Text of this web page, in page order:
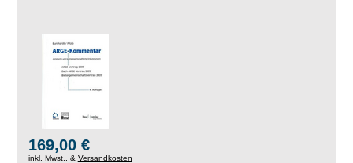
169,00 €
inkl. Mwst., & Versandkosten